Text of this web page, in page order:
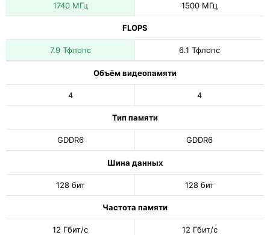
1740 МГц 1500 МГц
FLOPS
7.9 Тфлопс 6.1 Тфлопс
Объём видеопамяти
4 4
Тип памяти
GDDR6 GDDR6
Шина данных
128 бит 128 бит
Частота памяти
12 Гбит/с 12 Гбит/с